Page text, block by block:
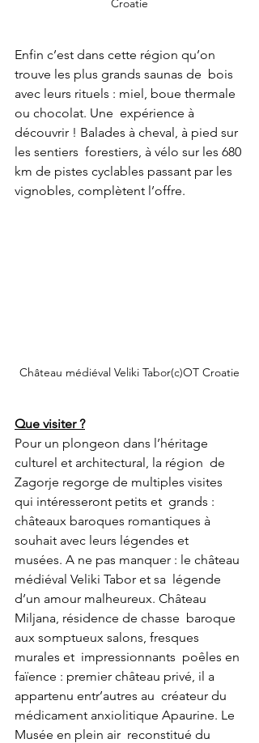
Croatie
Enfin c’est dans cette région qu’on
trouve les plus grands saunas de  bois
avec leurs rituels : miel, boue thermale
ou chocolat. Une  expérience à
découvrir ! Balades à cheval, à pied sur
les sentiers  forestiers, à vélo sur les 680
km de pistes cyclables passant par les
vignobles, complètent l’offre.
Château médiéval Veliki Tabor(c)OT Croatie
Que visiter ?
Pour un plongeon dans l’héritage
culturel et architectural, la région  de
Zagorje regorge de multiples visites
qui intéresseront petits et  grands :
châteaux baroques romantiques à
souhait avec leurs légendes et
musées. A ne pas manquer : le château
médiéval Veliki Tabor et sa  légende
d’un amour malheureux. Château
Miljana, résidence de chasse  baroque
aux somptueux salons, fresques
murales et  impressionnants  poêles en
faïence : premier château privé, il a
appartenu entr’autres au  créateur du
médicament anxiolitique Apaurine. Le
Musée en plein air  reconstitué du